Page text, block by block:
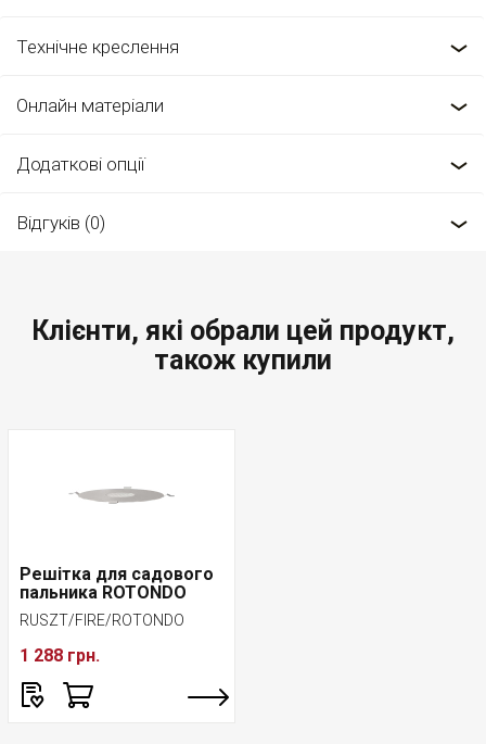
Технічне креслення
Онлайн матеріали
Додаткові опції
Відгуків (0)
Клієнти, які обрали цей продукт,
також купили
Решітка для садового
пальника ROTONDO
RUSZT/FIRE/ROTONDO
1 288 грн.